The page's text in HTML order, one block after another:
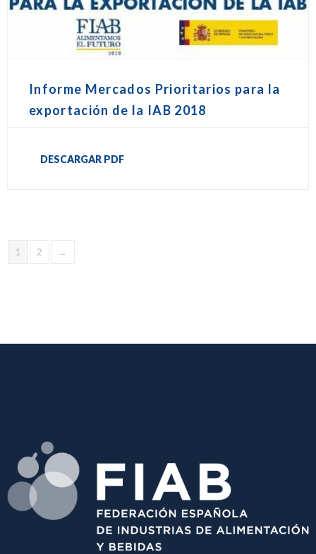
Informe Mercados Prioritarios para la
exportación de la IAB 2018
DESCARGAR PDF
1 2 →